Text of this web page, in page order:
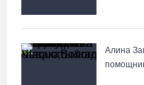
Алина